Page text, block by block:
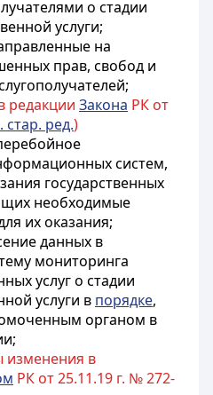
о стадии
услуги;
на
прав, свобод и
редакции Закона РК от
стар. ред.)
систем,
государственных
необходимые
их оказания;
данных в
мониторинга
услуг о стадии
услуги в порядке,
органом в
изменения в
РК от 25.11.19 г. № 272-